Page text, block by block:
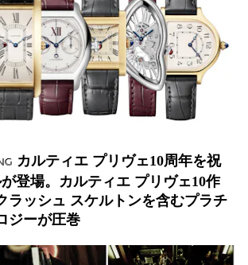
むプラチナ・トリロジーが圧巻
カルティエ プリヴェ10周年を祝
登場。カルティエ プリヴェ10作
ラッシュ スケルトンを含むプラチ
ジーが圧巻
たちの手もとにある時計。「Not Round,